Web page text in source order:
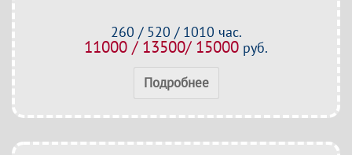
260 / 520 / 1010 час.
11000 / 13500/ 15000 руб.
Подробнее